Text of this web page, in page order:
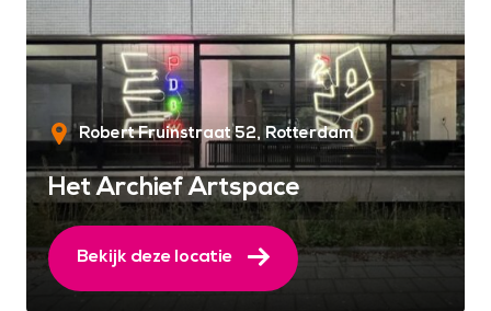
Robert Fruinstraat 52 Rotterdam
Het Archief Artspace
Bekijk deze locatie